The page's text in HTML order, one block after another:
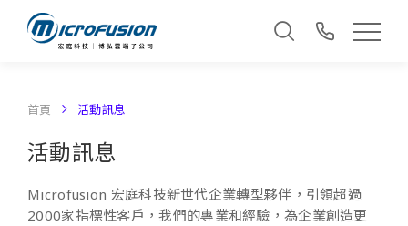
首頁 活動訊息
活動訊息
Microfusion 宏庭科技新世代企業轉型夥伴，引領超過
2000家指標性客戶，我們的專業和經驗，為企業創造更